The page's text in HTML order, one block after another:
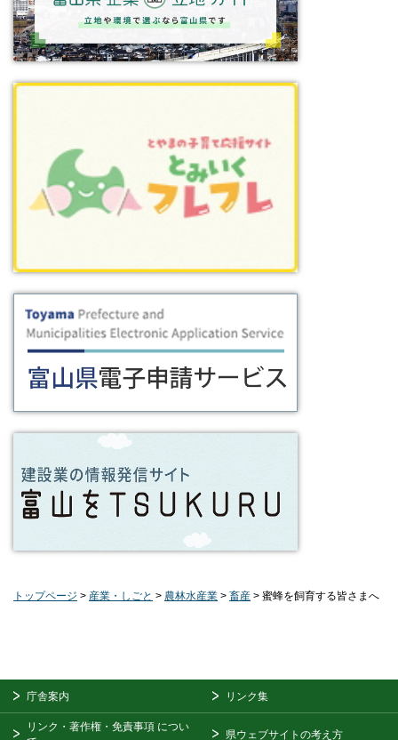
トップページ > 産業・しごと > 農林水産業 > 畜産 > 蜜蜂を飼育する皆さまへ
庁舎案内 リンク集
リンク・著作権・免責事項 につい
県ウェブサイトの考え方